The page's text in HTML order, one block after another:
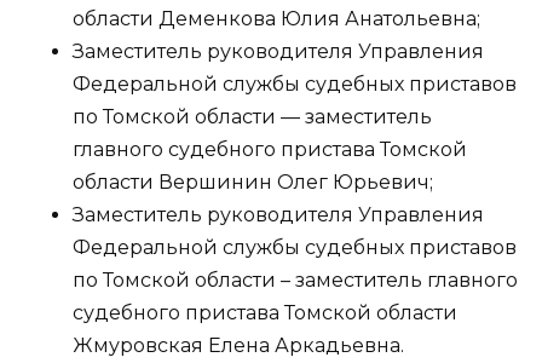
области Деменкова Юлия Анатольевна;
Заместитель руководителя Управления
Федеральной службы судебных приставов
по Томской области — заместитель
главного судебного пристава Томской
области Вершинин Олег Юрьевич;
Заместитель руководителя Управления
Федеральной службы судебных приставов
по Томской области – заместитель главного
судебного пристава Томской области
Жмуровская Елена Аркадьевна.